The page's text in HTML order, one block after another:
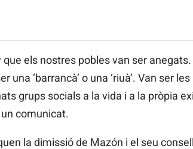
que els nostres pobles van ser
una ‘barrancà’ o una ‘riuà’. Van ser
grups socials a la vida i a la pròpia
comunicat.
la dimissió de Mazón i el seu